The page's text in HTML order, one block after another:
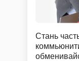
Стань